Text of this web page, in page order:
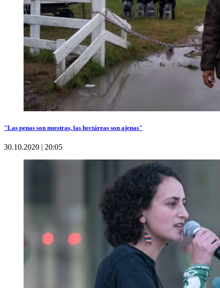
"Las penas son nuestras, las hectáreas son ajenas"
30.10.2020 | 20:05